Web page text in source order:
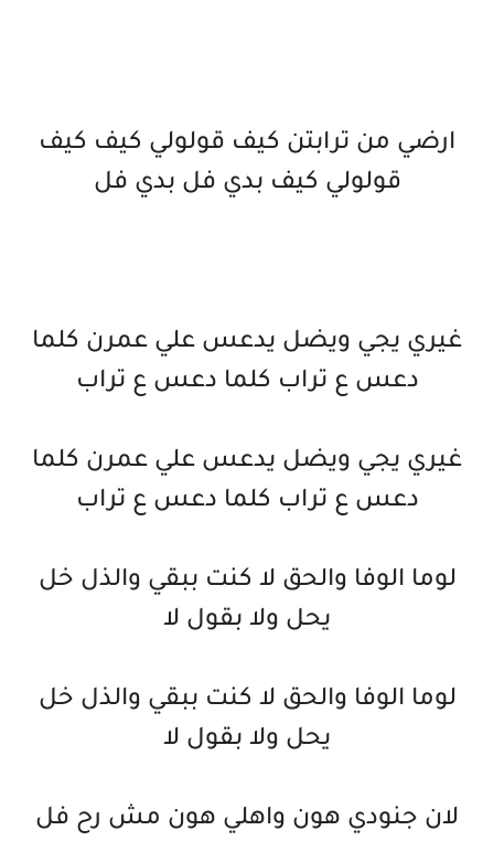
ارضي من ترابتن كيف قولولي كيف كيف
قولولي كيف بدي فل بدي فل
غيري يجي ويضل يدعس علي عمرن كلما
دعس ع تراب كلما دعس ع تراب
غيري يجي ويضل يدعس علي عمرن كلما
دعس ع تراب كلما دعس ع تراب
لوما الوفا والحق لا كنت ببقي والذل خل
يحل ولا بقول لا
لوما الوفا والحق لا كنت ببقي والذل خل
يحل ولا بقول لا
لان جنودي هون واهلي هون مش رح فل